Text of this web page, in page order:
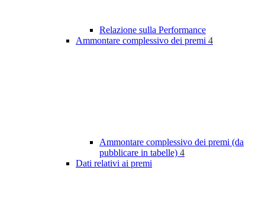
Relazione sulla Performance
Ammontare complessivo dei premi 4
Ammontare complessivo dei premi (da
pubblicare in tabelle) 4
Dati relativi ai premi